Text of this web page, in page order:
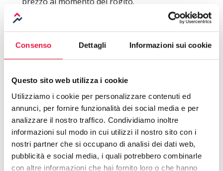
Consenso Dettagli Informazioni sui cookie
Questo sito web utilizza i cookie
Utilizziamo i cookie per personalizzare contenuti ed
annunci, per fornire funzionalità dei social media e per
analizzare il nostro traffico. Condividiamo inoltre
informazioni sul modo in cui utilizzi il nostro sito con i
nostri partner che si occupano di analisi dei dati web,
pubblicità e social media, i quali potrebbero combinarle
con altre informazioni che hai fornito loro o che hanno
L’acconto sul prezzo, invece, ha uno scopo e dei
vantaggi diversi: si può infatti ridurre alla definizione di
un anticipo sul prezzo totale dell’immobileche verrà
versato al momento del contratto di compravendita
Per tale motivo, se il perfezionamento della vendita
dovesse essere annullato,l’acconto deve essere
restituitoed eventuali danni devono essere richiesti
separatamente tramite risarcimento.
Per i motivi sopracitati, è dunque fondamentale sapere
ladifferenza tra caparra confirmatoria e acconto sul
prezzo, per chi vuole acquistare o vendere un immobile